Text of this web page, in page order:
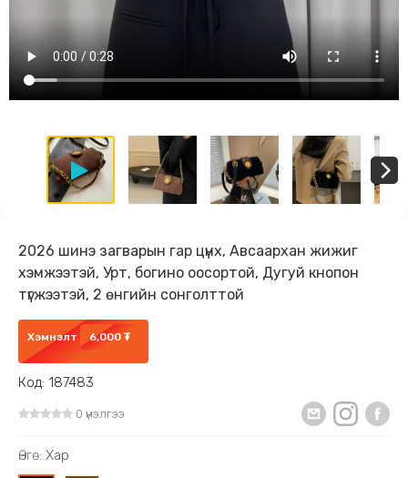
2026 шинэ загварын гар цүнх, Авсаархан жижиг
хэмжээтэй, Урт, богино оосортой, Дугуй кнопон
түгжээтэй, 2 өнгийн сонголттой
Хэмнэлт 6,000 ₮
Код: 187483
0 үнэлгээ
Өнгө: Хар